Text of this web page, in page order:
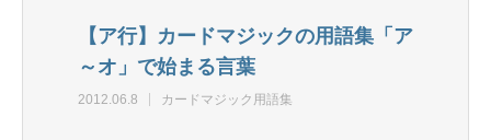
【ア行】カードマジックの用語集「ア
～オ」で始まる言葉
2012.06.8 カードマジック用語集